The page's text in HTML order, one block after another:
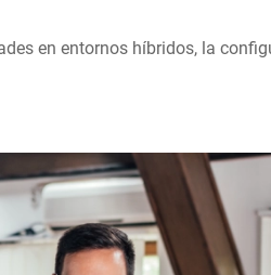
en entornos híbridos, la